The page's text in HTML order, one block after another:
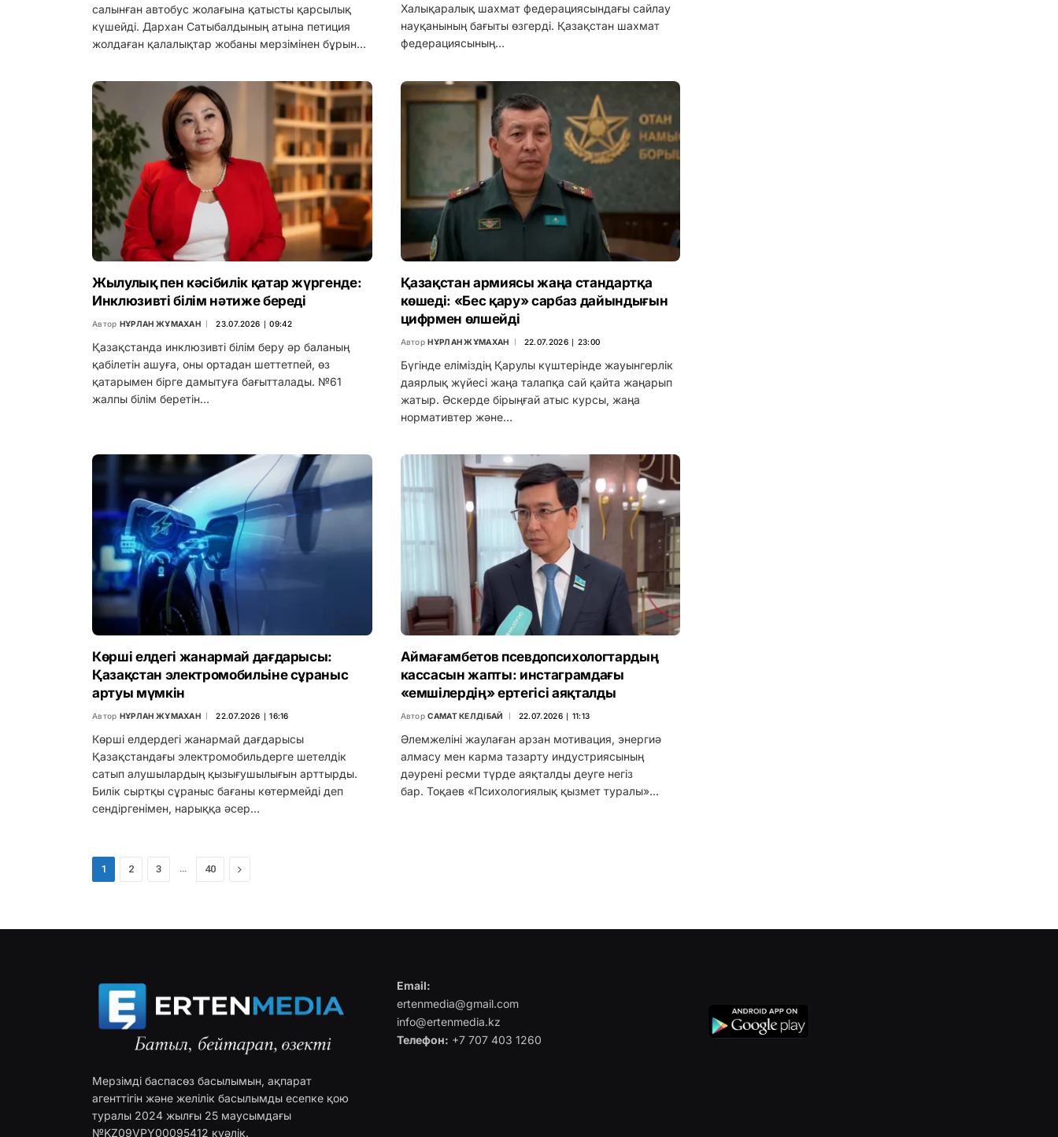
салынған автобус жолағына қатысты қарсылық
күшейді. Дархан Сатыбалдының атына петиция
жолдаған қалалықтар жобаны мерзімінен бұрын…
Халықаралық шахмат федерациясындағы сайлау
науқанының бағыты өзгерді. Қазақстан шахмат
федерациясының…
Жылулық пен кәсібилік қатар жүргенде:
Инклюзивті білім нәтиже береді
Автор НҰРЛАН ЖҰМАХАН 23.07.2026 ∣ 09:42
Қазақстанда инклюзивті білім беру әр баланың
қабілетін ашуға, оны ортадан шеттетпей, өз
қатарымен бірге дамытуға бағытталады. №61
жалпы білім беретін…
Қазақстан армиясы жаңа стандартқа
көшеді: «Бес қару» сарбаз дайындығын
цифрмен өлшейді
Автор НҰРЛАН ЖҰМАХАН 22.07.2026 ∣ 23:00
Бүгінде еліміздің Қарулы күштерінде жауынгерлік
даярлық жүйесі жаңа талапқа сай қайта жаңарып
жатыр. Әскерде бірыңғай атыс курсы, жаңа
нормативтер және…
Көрші елдегі жанармай дағдарысы:
Қазақстан электромобильіне сұраныс
артуы мүмкін
Автор НҰРЛАН ЖҰМАХАН 22.07.2026 ∣ 16:16
Көрші елдердегі жанармай дағдарысы
Қазақстандағы электромобильдерге шетелдік
сатып алушылардың қызығушылығын арттырды.
Билік сыртқы сұраныс бағаны көтермейді деп
сендіргенімен, нарыққа әсер…
Аймағамбетов псевдопсихологтардың
кассасын жапты: инстаграмдағы
«емшілердің» ертегісі аяқталды
Автор САМАТ КЕЛДІБАЙ 22.07.2026 ∣ 11:13
Әлемжеліні жаулаған арзан мотивация, энергиә
алмасу мен карма тазарту индустриясының
дәурені ресми түрде аяқталды деуге негіз
бар. Тоқаев «Психологиялық қызмет туралы»…
1 2 3 40 Next
Мерзімді баспасөз басылымын, ақпарат
агенттігін және желілік басылымды есепке қою
туралы 2024 жылғы 25 маусымдағы
№KZ09VPY00095412 куәлік.
Email:
ertenmedia@gmail.com
info@ertenmedia.kz
Телефон: +7 707 403 1260